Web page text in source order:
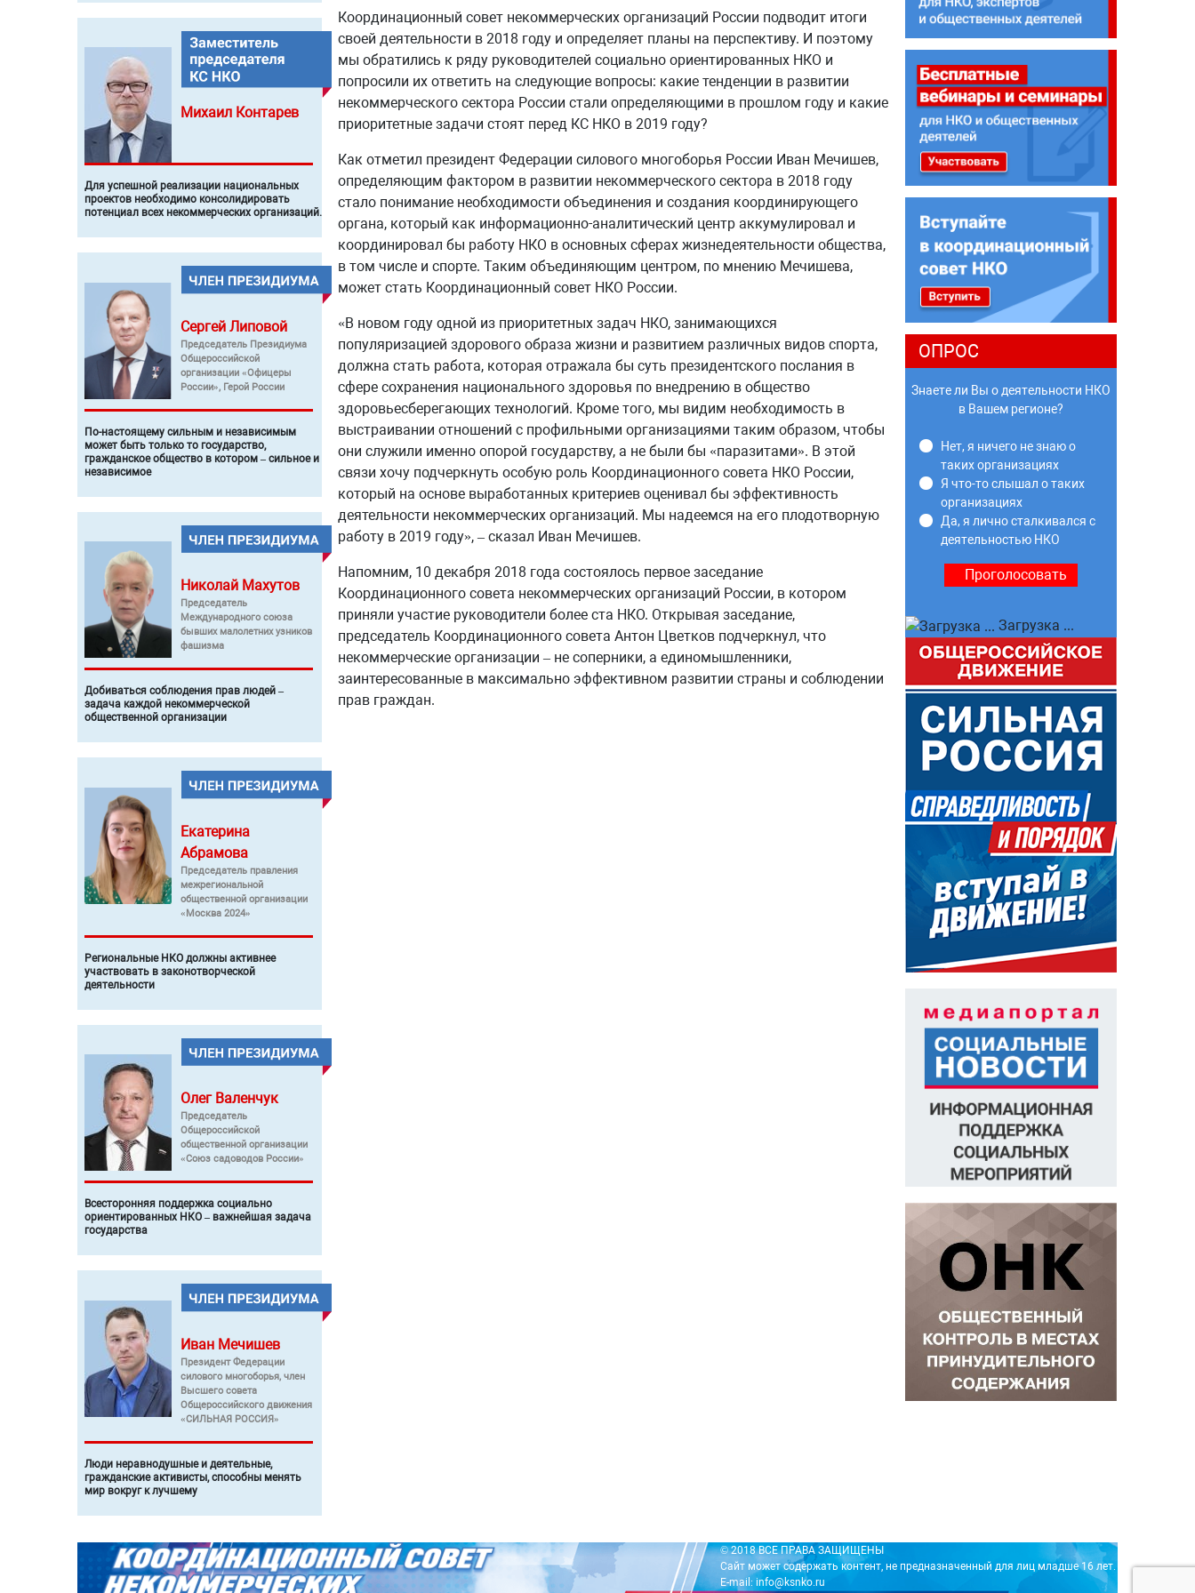
Михаил Контарев
Для успешной реализации национальных
проектов необходимо консолидировать
потенциал всех некоммерческих организаций.
Сергей Липовой
Председатель Президиума
Общероссийской
организации «Офицеры
России», Герой России
По-настоящему сильным и независимым
может быть только то государство,
гражданское общество в котором – сильное и
независимое
Николай Махутов
Председатель
Международного союза
бывших малолетних узников
фашизма
Добиваться соблюдения прав людей –
задача каждой некоммерческой
общественной организации
Екатерина
Абрамова
Председатель правления
межрегиональной
общественной организации
«Москва 2024»
Региональные НКО должны активнее
участвовать в законотворческой
деятельности
Олег Валенчук
Председатель
Общероссийской
общественной организации
«Союз садоводов России»
Всесторонняя поддержка социально
ориентированных НКО – важнейшая задача
государства
Иван Мечишев
Президент Федерации
силового многоборья, член
Высшего совета
Общероссийского движения
«СИЛЬНАЯ РОССИЯ»
Люди неравнодушные и деятельные,
гражданские активисты, способны менять
мир вокруг к лучшему
Координационный совет некоммерческих организаций России подводит итоги
своей деятельности в 2018 году и определяет планы на перспективу. И поэтому
мы обратились к ряду руководителей социально ориентированных НКО и
попросили их ответить на следующие вопросы: какие тенденции в развитии
некоммерческого сектора России стали определяющими в прошлом году и какие
приоритетные задачи стоят перед КС НКО в 2019 году?
Как отметил президент Федерации силового многоборья России Иван Мечишев,
определяющим фактором в развитии некоммерческого сектора в 2018 году
стало понимание необходимости объединения и создания координирующего
органа, который как информационно-аналитический центр аккумулировал и
координировал бы работу НКО в основных сферах жизнедеятельности общества,
в том числе и спорте. Таким объединяющим центром, по мнению Мечишева,
может стать Координационный совет НКО России.
«В новом году одной из приоритетных задач НКО, занимающихся
популяризацией здорового образа жизни и развитием различных видов спорта,
должна стать работа, которая отражала бы суть президентского послания в
сфере сохранения национального здоровья по внедрению в общество
здоровьесберегающих технологий. Кроме того, мы видим необходимость в
выстраивании отношений с профильными организациями таким образом, чтобы
они служили именно опорой государству, а не были бы «паразитами». В этой
связи хочу подчеркнуть особую роль Координационного совета НКО России,
который на основе выработанных критериев оценивал бы эффективность
деятельности некоммерческих организаций. Мы надеемся на его плодотворную
работу в 2019 году», – сказал Иван Мечишев.
Напомним, 10 декабря 2018 года состоялось первое заседание
Координационного совета некоммерческих организаций России, в котором
приняли участие руководители более ста НКО. Открывая заседание,
председатель Координационного совета Антон Цветков подчеркнул, что
некоммерческие организации – не соперники, а единомышленники,
заинтересованные в максимально эффективном развитии страны и соблюдении
прав граждан.
ОПРОС
Знаете ли Вы о деятельности НКО
в Вашем регионе?
Нет, я ничего не знаю о
таких организациях
Я что-то слышал о таких
организациях
Да, я лично сталкивался с
деятельностью НКО
Загрузка ...
© 2018 ВСЕ ПРАВА ЗАЩИЩЕНЫ
Сайт может содержать контент, не предназначенный для лиц младше 16 лет.
E-mail: info@ksnko.ru